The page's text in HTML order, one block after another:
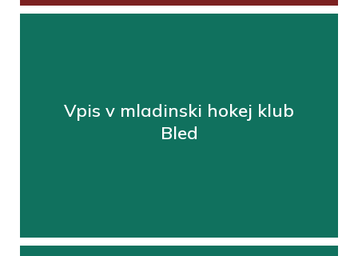
VEČ ...
Vpis v mladinski hokej klub
Bled